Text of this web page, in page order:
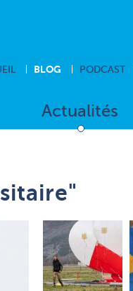
BLOG PODCAST
Actualités